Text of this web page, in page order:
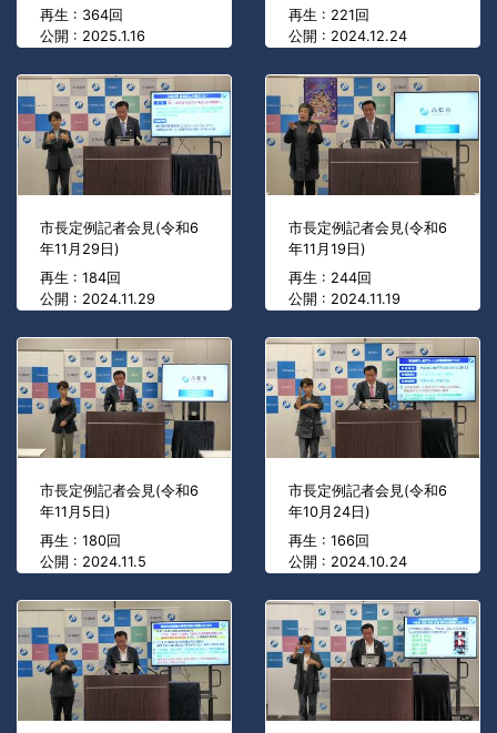
再生 : 364回
公開 : 2025.1.16
再生 : 221回
公開 : 2024.12.24
市長定例記者会見(令和6
年11月29日)
再生 : 184回
公開 : 2024.11.29
市長定例記者会見(令和6
年11月19日)
再生 : 244回
公開 : 2024.11.19
市長定例記者会見(令和6
年11月5日)
再生 : 180回
公開 : 2024.11.5
市長定例記者会見(令和6
年10月24日)
再生 : 166回
公開 : 2024.10.24